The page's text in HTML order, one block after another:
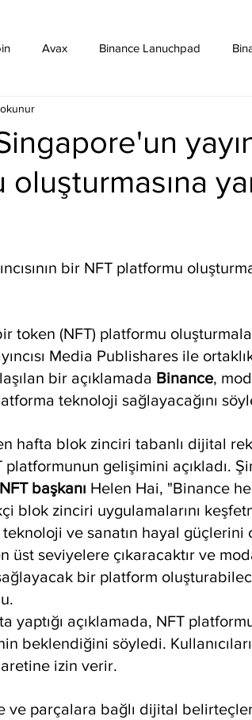
Avax Binance Lanuchpad
Binance Yeni Listeleme
Dash Cosmos Dogecoin
bir NFT platformu
(NFT) platformu
Media Publishares ile
bir açıklamada Binance,
teknoloji sağlayacağını
hafta blok zinciri tabanlı dijital
gelişimini açıkladı.
başkanı Helen Hai, "Binance
blok zinciri uygulamalarını
ve sanatın hayal güçlerini
üst seviyelere çıkaracaktır ve
bir platform
yaptığı açıklamada, NFT
beklendiğini söyledi.
izin verir.
ve parçalara bağlı dijital